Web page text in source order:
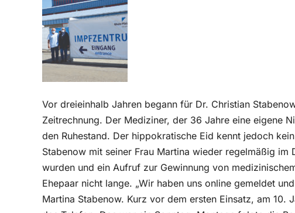
Vor dreieinhalb Jahren begann für Dr. Christian
Zeitrechnung. Der Mediziner, der 36 Jahre eine eigene
den Ruhestand. Der hippokratische Eid kennt jedoch
Stabenow mit seiner Frau Martina wieder regelmäßig
wurden und ein Aufruf zur Gewinnung von
Ehepaar nicht lange. „Wir haben uns online gemeldet
Martina Stabenow. Kurz vor dem ersten Einsatz, am 10.